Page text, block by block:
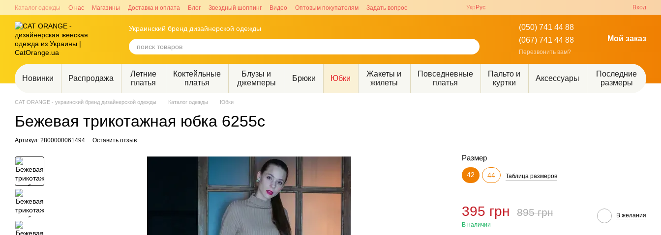
Перейти к основному контенту
Каталог одежды О нас Магазины Доставка и оплата Блог Звездный шоппинг Видео Оптовым покупателям Задать вопрос Укр Рус Вход
Украинский бренд дизайнерской одежды
(050) 741 44 88
(067) 741 44 88
Перезвонить вам?
Мой заказ
Новинки Распродажа
Летние
платья
Коктейльные
платья
Блузы и
джемперы
Брюки Юбки
Жакеты и
жилеты
Повседневные
платья
Пальто и
куртки
Аксессуары
Последние
размеры
CAT ORANGE - украинский бренд дизайнерской одежды Каталог одежды Юбки
Бежевая трикотажная юбка 6255c
Артикул: 2800000061494 Оставить отзыв
Размер
42 44 Таблица размеров
395 грн 895 грн
В наличии
В желания